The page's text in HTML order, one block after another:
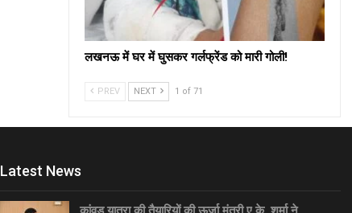
लखनऊ में घर में घुसकर गर्लफ्रेंड को मारी गोली!
PREV NEXT 1 of 71
Latest News